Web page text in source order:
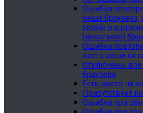
Ошибка
кеша браузера,
cookie и в
(инкогнито)
Ошибка
всего кеша на
Отключены все
браузера
Есть место на
Присутствует
Ошибка при